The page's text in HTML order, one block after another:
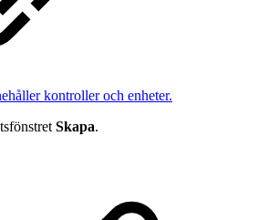
kontroller och enheter.
Skapa.